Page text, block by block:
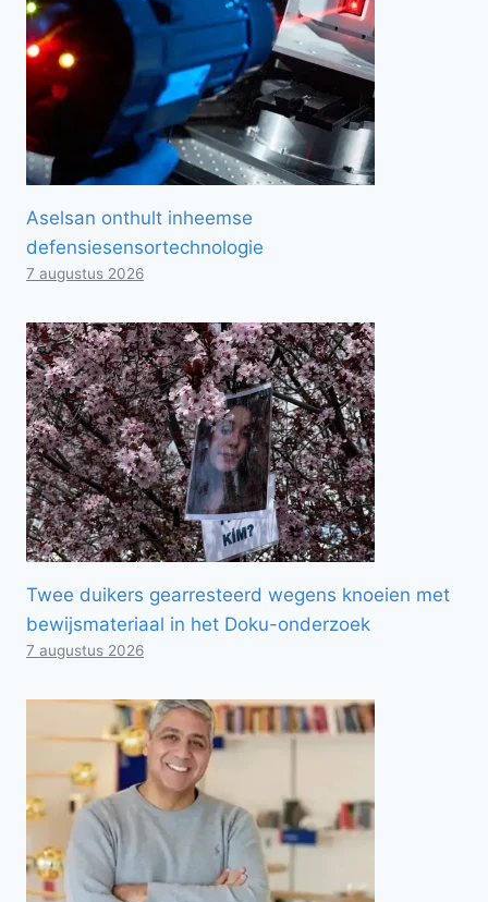
Aselsan onthult inheemse
defensiesensortechnologie
7 augustus 2026
Twee duikers gearresteerd wegens knoeien met
bewijsmateriaal in het Doku-onderzoek
7 augustus 2026